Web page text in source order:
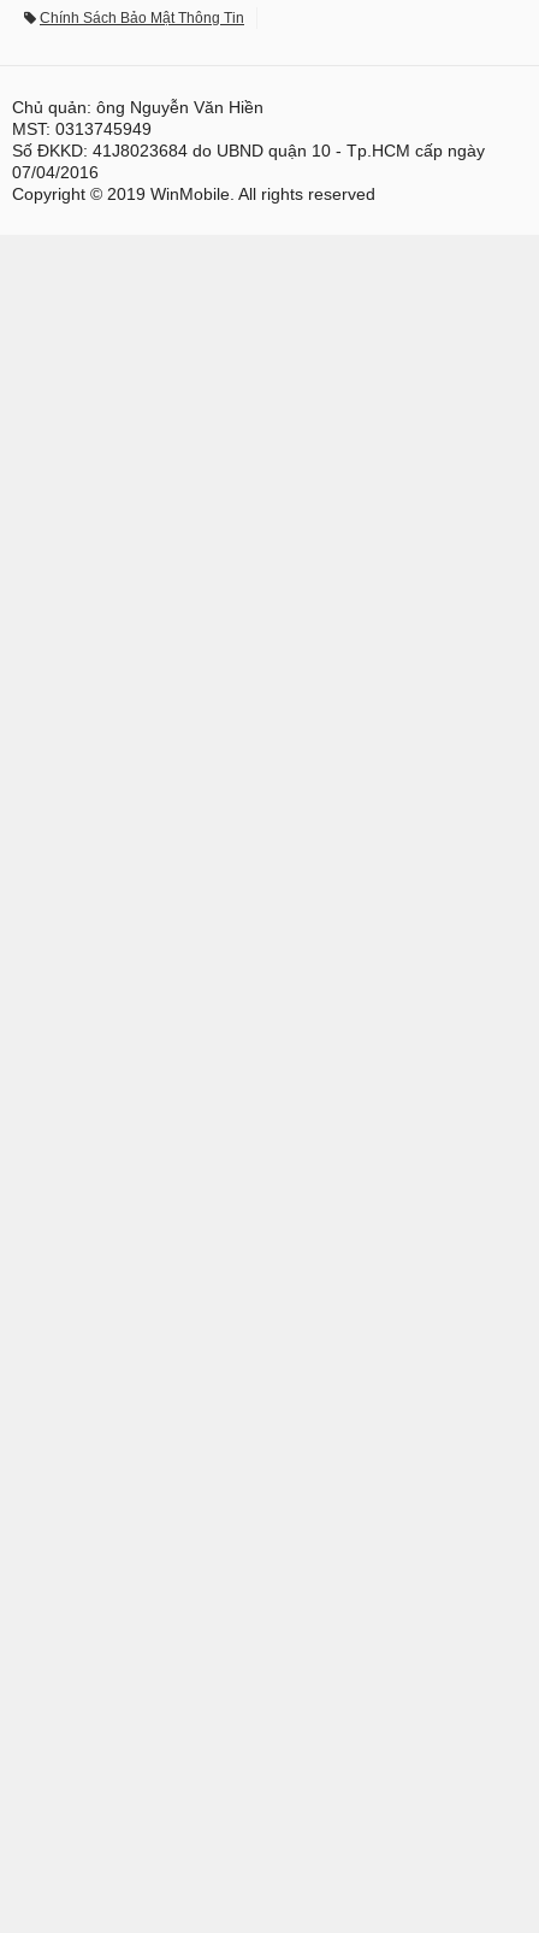
Chính Sách Bảo Mật Thông Tin
Chủ quản: ông Nguyễn Văn Hiền
MST: 0313745949
Số ĐKKD: 41J8023684 do UBND quận 10 - Tp.HCM cấp ngày
07/04/2016
Copyright © 2019 WinMobile. All rights reserved